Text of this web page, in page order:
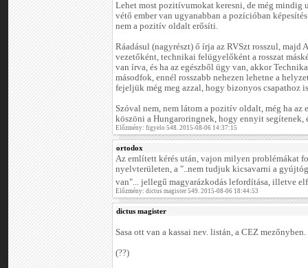
Lehet most pozitívumokat keresni, de még mindig
vétő ember van ugyanabban a pozícióban
nem a pozitív oldalt erősíti.
Ráadásul (nagyrészt) ő írja az RVSzt rosszul, majd
vezetőként, technikai felügyelőként a rosszat
van írva, és ha az egészből ügy van, akkor
másodfok, ennél rosszabb nehezen lehetne a
fejeljük még meg azzal, hogy bizonyos csapathoz
Szóval nem, nem látom a pozitív oldalt, még ha az
köszöni a Hungaroringnek, hogy ennyit segítenek,
Előzmény: figyelo 548. 2015-08-06 14:37:15
ortodox
Az említett kérés után, vajon milyen problémákat
nyelvterületen, a "..nem tudjuk kicsavarni a
van"... jellegű magyarázkodás lefordítása, illetve
Előzmény: dictus magister 549. 2015-08-06 18:44:53
dictus magister
Sasa ott van a kassai nev. listán, a CEZ mezőnyben.
(??)